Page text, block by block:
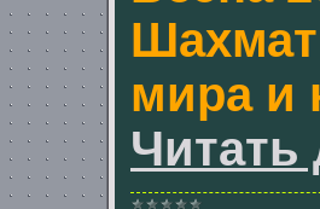
мира и
Читать